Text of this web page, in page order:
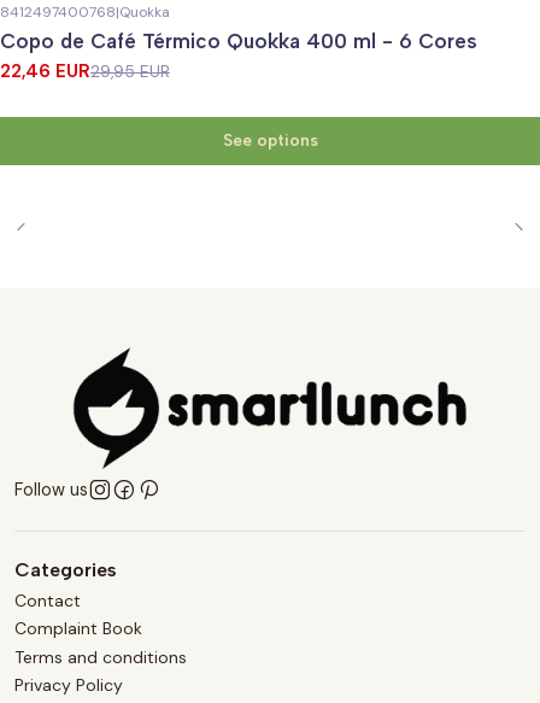
8412497400768|Quokka
Copo de Café Térmico Quokka 400 ml - 6 Cores
22,46 EUR29,95 EUR
See options
Follow us
Categories
Contact
Complaint Book
Terms and conditions
Privacy Policy